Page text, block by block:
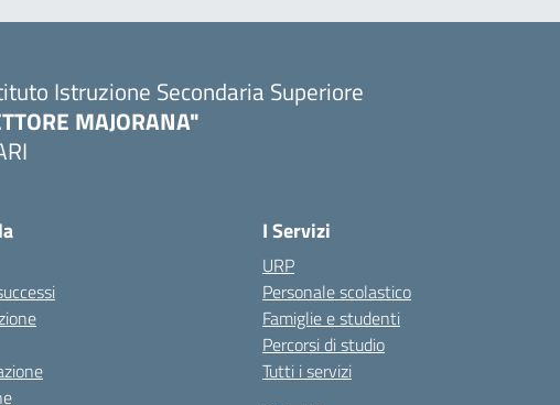
Istruzione Secondaria Superiore
MAJORANA"
I Servizi
URP
Personale scolastico
Famiglie e studenti
Percorsi di studio
Tutti i servizi